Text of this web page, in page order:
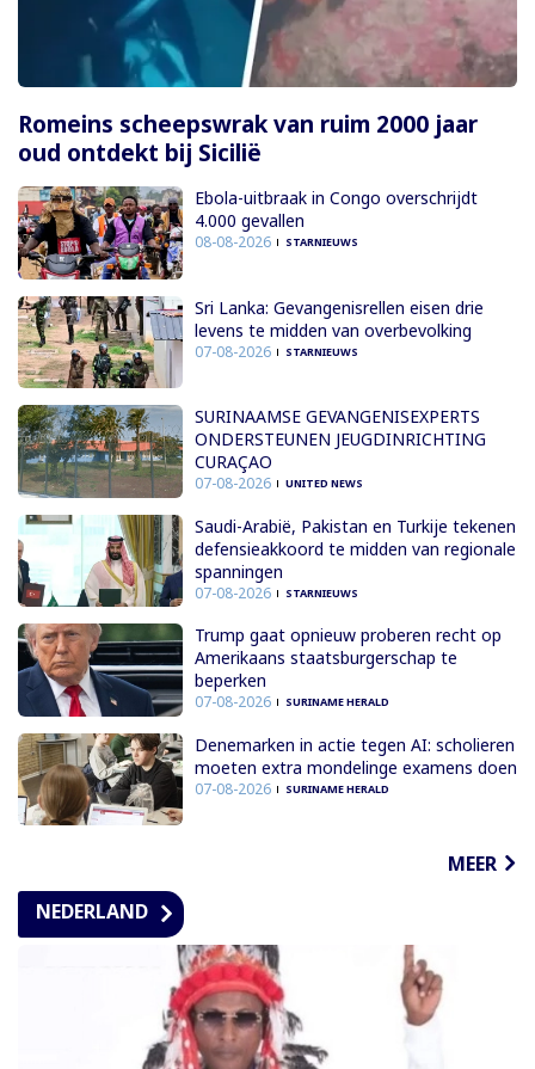
Romeins scheepswrak van ruim 2000 jaar
oud ontdekt bij Sicilië
Ebola-uitbraak in Congo overschrijdt
4.000 gevallen
08-08-2026 STARNIEUWS
Sri Lanka: Gevangenisrellen eisen drie
levens te midden van overbevolking
07-08-2026 STARNIEUWS
SURINAAMSE GEVANGENISEXPERTS
ONDERSTEUNEN JEUGDINRICHTING
CURAÇAO
07-08-2026 UNITED NEWS
Saudi-Arabië, Pakistan en Turkije tekenen
defensieakkoord te midden van regionale
spanningen
07-08-2026 STARNIEUWS
Trump gaat opnieuw proberen recht op
Amerikaans staatsburgerschap te
beperken
07-08-2026 SURINAME HERALD
Denemarken in actie tegen AI: scholieren
moeten extra mondelinge examens doen
07-08-2026 SURINAME HERALD
MEER
NEDERLAND